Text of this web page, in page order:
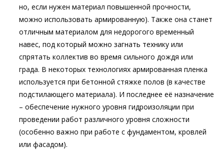
но, если нужен материал повышенной прочности,
можно использовать армированную). Также она станет
отличным материалом для недорогого временный
навес, под который можно загнать технику или
спрятать коллектив во время сильного дождя или
града. В некоторых технологиях армированная пленка
используется при бетонной стяжке полов (в качестве
подстилающего материала). И последнее её назначение
– обеспечение нужного уровня гидроизоляции при
проведении работ различного уровня сложности
(особенно важно при работе с фундаментом, кровлей
или фасадом).